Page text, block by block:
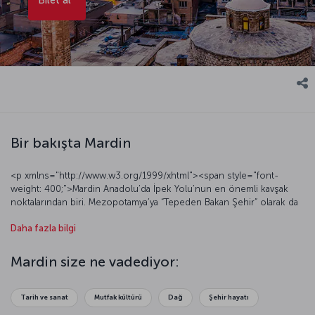
Bir bakışta Mardin
<p xmlns="http://www.w3.org/1999/xhtml"><span style="font-
weight: 400;">Mardin Anadolu’da İpek Yolu’nun en önemli kavşak
noktalarından biri. Mezopotamya’ya “Tepeden Bakan Şehir” olarak da
değerleriyle doğudaki masalsı şehirlerden biri olma özelliğini
özelliğinden dolayı “Gündüzleri Seyranlık, Geceleri Gerdanlık” diye
de anılan Mardin’de, zaman Orta Çağ’da durmuş gibi. Bu topraklarda
dünyayı keşfetmenin keyfini yaşıyor. Güneydoğu Anadolu’nun şiirsel
Daha fazla bilgi
Mardin size ne vadediyor:
Tarih ve sanat Mutfak kültürü Dağ Şehir hayatı